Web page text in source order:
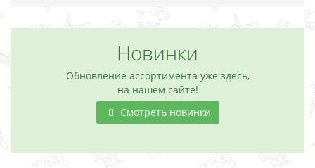
Новинки
Обновление ассортимента уже здесь,
на нашем сайте!
Смотреть новинки